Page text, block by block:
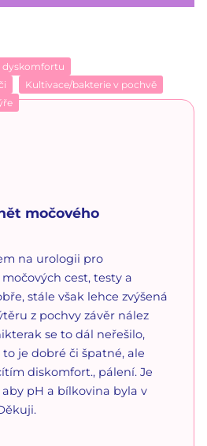
dyskomfortu
Kultivace/bakterie v pochvě
močového
na urologii pro
cest, testy a
stále však lehce zvýšená
z pochvy závěr nález
se to dál neřešilo,
je dobré či špatné, ale
diskomfort., pálení. Je
pH a bílkovina byla v